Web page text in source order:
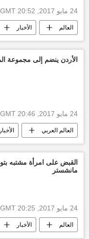
24 مايو 2017, 20:52 GMT
العالم الأخبار
مجلس الشيوخ الأمريكي
الحزب الجمهوري
الأردن ينضم إلى مجموعة
24 مايو 2017, 20:46 GMT
العالم العربي الأخبار
مجموعة الموردين النوويين
مفاعلات أخبار الأردن
القبض على امرأة مشتبه
مانشستر
24 مايو 2017, 20:25 GMT
العالم الأخبار